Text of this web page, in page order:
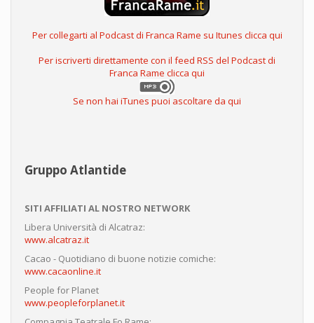
Per collegarti al Podcast di Franca Rame su Itunes clicca qui
Per iscriverti direttamente con il feed RSS del Podcast di
Franca Rame clicca qui
Se non hai iTunes puoi ascoltare da qui
Gruppo Atlantide
SITI AFFILIATI AL NOSTRO NETWORK
Libera Università di Alcatraz:
www.alcatraz.it
Cacao - Quotidiano di buone notizie comiche:
www.cacaonline.it
People for Planet
www.peopleforplanet.it